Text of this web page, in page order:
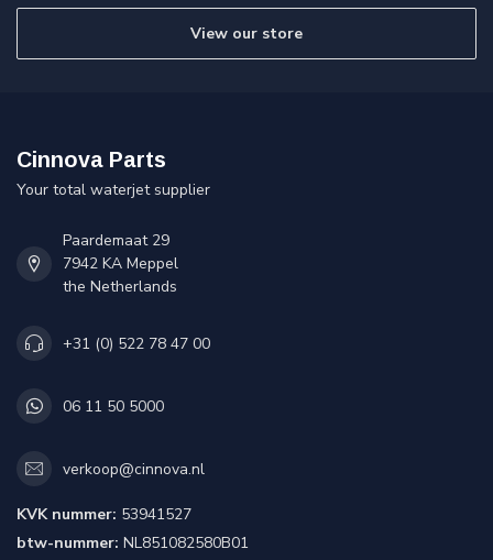
View our store
Cinnova Parts
Your total waterjet supplier
Paardemaat 29
7942 KA Meppel
the Netherlands
+31 (0) 522 78 47 00
06 11 50 5000
verkoop@cinnova.nl
KVK nummer: 53941527
btw-nummer: NL851082580B01